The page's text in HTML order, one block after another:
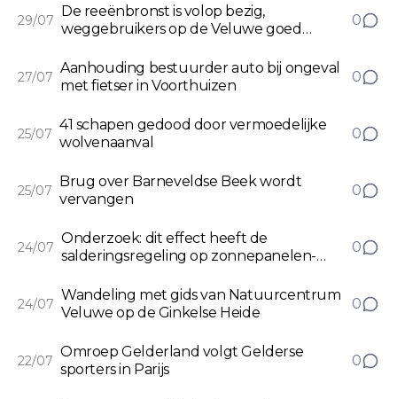
29/07
De reeënbronst is volop bezig,
weggebruikers op de Veluwe goed
0
27/07
Aanhouding bestuurder auto bij ongeval
met fietser in Voorthuizen
0
25/07
41 schapen gedood door vermoedelijke
wolvenaanval
0
25/07
Brug over Barneveldse Beek wordt
vervangen
0
24/07
Onderzoek: dit effect heeft de
salderingsregeling op zonnepanelen-
0
24/07
Wandeling met gids van Natuurcentrum
Veluwe op de Ginkelse Heide
0
22/07
Omroep Gelderland volgt Gelderse
sporters in Parijs
0